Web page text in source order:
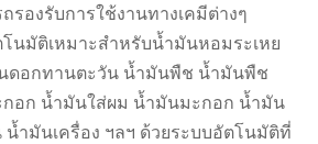
รองรับการใช้งานทางเคมีต่างๆ
นมัติเหมาะสำหรับน้ำมันหอมระเหย
ดอกทานตะวัน น้ำมันพืช น้ำมันพืช
อก น้ำมันใส่ผม น้ำมันมะกอก น้ำมัน
ำมันเครื่อง ฯลฯ ด้วยระบบอัตโนมัติที่